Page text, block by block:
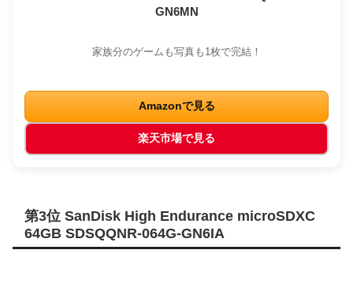
GN6MN
家族分のゲームも写真も1枚で完結！
Amazonで見る
楽天市場で見る
第3位 SanDisk High Endurance microSDXC
64GB SDSQQNR-064G-GN6IA